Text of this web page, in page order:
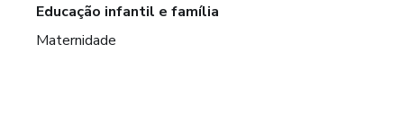
Educação infantil e família
Maternidade